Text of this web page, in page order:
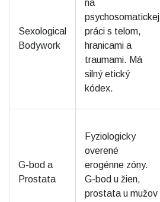
Sexological
Bodywork
na
psychosomatickej
práci s telom,
hranicami a
traumami. Má
silný etický
kódex.
G-bod a
Prostata
Fyziologicky
overené
erogénne zóny.
G-bod u žien,
prostata u mužov